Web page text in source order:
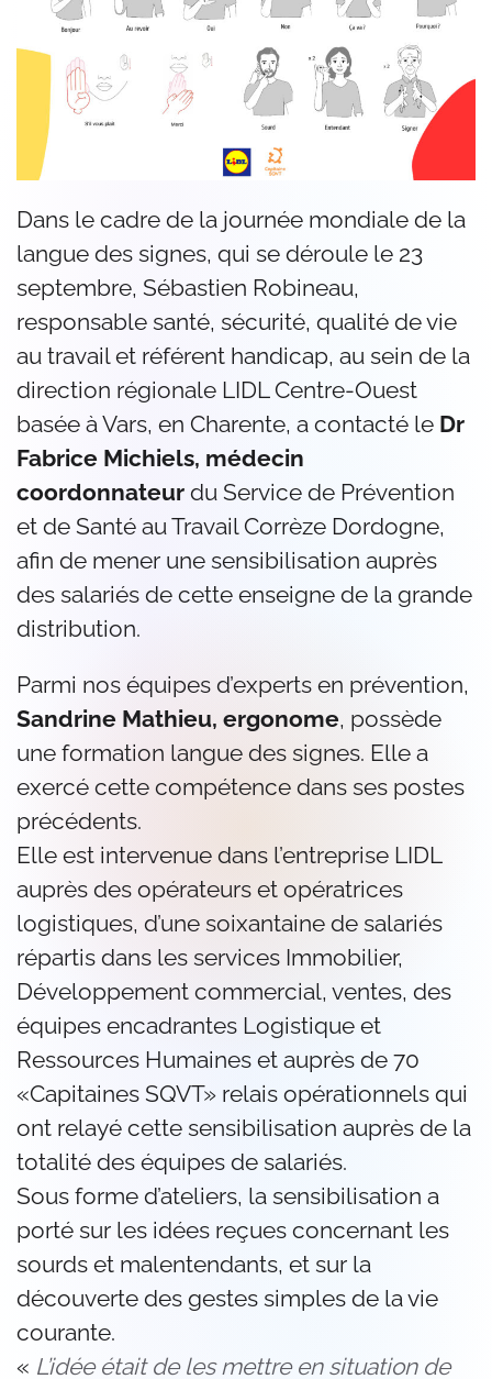
Dans le cadre de la journée mondiale de la
langue des signes, qui se déroule le 23
septembre, Sébastien Robineau,
responsable santé, sécurité, qualité de vie
au travail et référent handicap, au sein de la
direction régionale LIDL Centre-Ouest
basée à Vars, en Charente, a contacté le Dr
Fabrice Michiels, médecin
coordonnateur du Service de Prévention
et de Santé au Travail Corrèze Dordogne,
afin de mener une sensibilisation auprès
des salariés de cette enseigne de la grande
distribution.
Parmi nos équipes d’experts en prévention,
Sandrine Mathieu, ergonome, possède
une formation langue des signes. Elle a
exercé cette compétence dans ses postes
précédents.
Elle est intervenue dans l’entreprise LIDL
auprès des opérateurs et opératrices
logistiques, d’une soixantaine de salariés
répartis dans les services Immobilier,
Développement commercial, ventes, des
équipes encadrantes Logistique et
Ressources Humaines et auprès de 70
«Capitaines SQVT» relais opérationnels qui
ont relayé cette sensibilisation auprès de la
totalité des équipes de salariés.
Sous forme d’ateliers, la sensibilisation a
porté sur les idées reçues concernant les
sourds et malentendants, et sur la
découverte des gestes simples de la vie
courante.
« L’idée était de les mettre en situation de